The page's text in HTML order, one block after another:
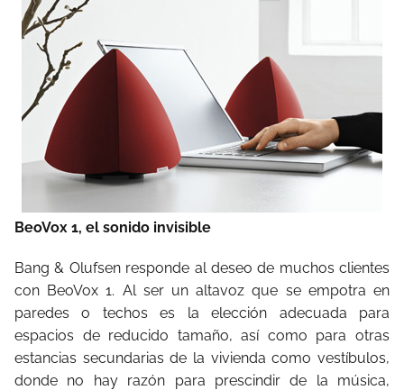
BeoVox 1, el sonido invisible
Bang & Olufsen responde al deseo de muchos clientes
con BeoVox 1. Al ser un altavoz que se empotra en
paredes o techos es la elección adecuada para
espacios de reducido tamaño, así como para otras
estancias secundarias de la vivienda como vestíbulos,
donde no hay razón para prescindir de la música,